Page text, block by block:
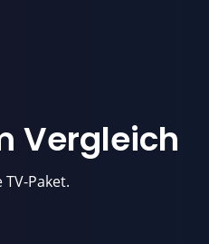
Vergleich
Paket.